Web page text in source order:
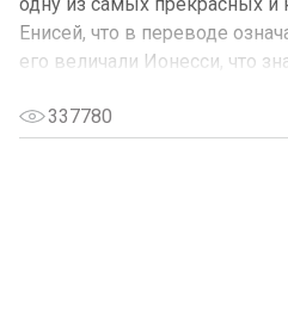
одну из самых прекрасных
Енисей, что в переводе
его величали Ионесси, что
337780